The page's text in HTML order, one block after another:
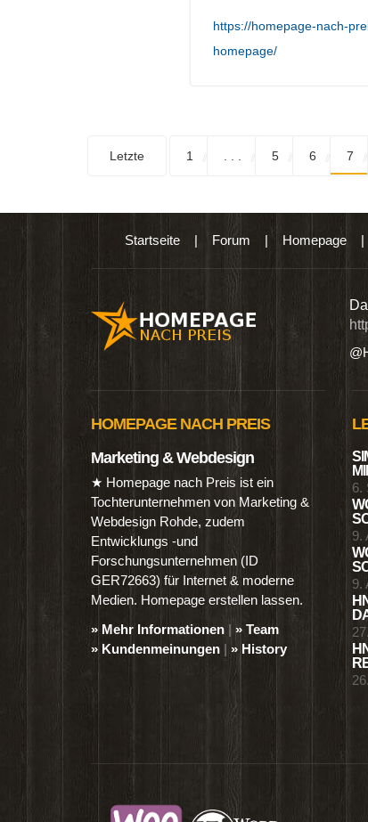
https://homepage-nach-
homepage/
Letzte 1 5 6 7
Startseite| Forum | Homepage
Produkten wie Ebooks & DVDs.…
HOMEPAGE NACH PREIS
Marketing & Webdesign
★ Homepage nach Preis ist ein
Tochterunternehmen von Marketing &
Webdesign Rohde, zudem
Entwicklungs -und
Forschungsunternehmen (ID
GER72663) für Internet & moderne
Medien. Homepage erstellen lassen.
» Mehr Informationen | » Team
» Kundenmeinungen | » History
6.
9.
9.